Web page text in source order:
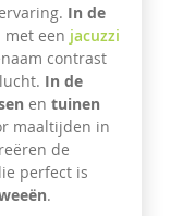
In de
met een jacuzzi
contrast
In de
en tuinen
maaltijden in
de
perfect is
.